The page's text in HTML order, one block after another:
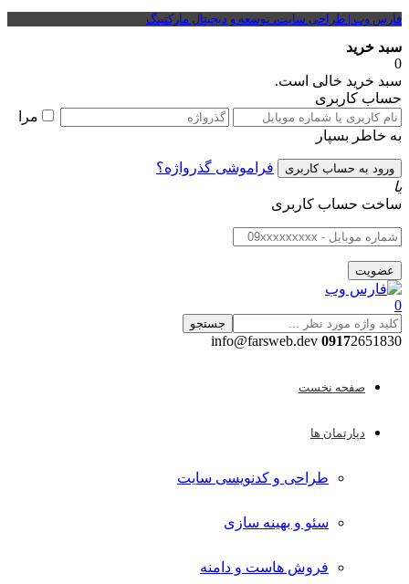
فارس وب | طراحی سایت، توسعه و دیجیتال مارکتینگ
سبد خرید
0
سبد خرید خالی است.
حساب کاربری
مرا
به خاطر بسپار
فراموشی گذرواژه؟
یا
ساخت حساب کاربری
0
جستجو
09172651830 info@farsweb.dev
صفحه نخست
دپارتمان ها
طراحی و کدنویسی سایت
سئو و بهینه سازی
فروش هاست و دامنه